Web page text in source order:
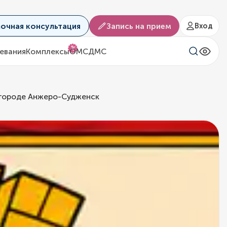
консультация Запись на прием Вход
Комплексы%
ОМСДМС
Анжеро-Судженск